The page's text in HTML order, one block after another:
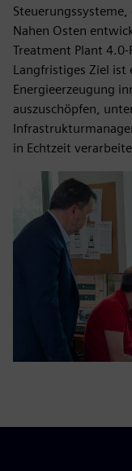
Nahen Osten
Treatment Plant
Langfristiges Ziel ist
Energieerzeugung
auszuschöpfen,
in Echtzeit